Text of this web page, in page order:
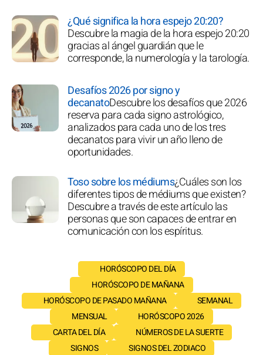
¿Qué significa la hora espejo 20:20?
Descubre la magia de la hora espejo 20:20
gracias al ángel guardián que le
corresponde, la numerología y la tarología.
Desafíos 2026 por signo y
decanatoDescubre los desafíos que 2026
reserva para cada signo astrológico,
analizados para cada uno de los tres
decanatos para vivir un año lleno de
oportunidades.
Toso sobre los médiums¿Cuáles son los
diferentes tipos de médiums que existen?
Descubre a través de este artículo las
personas que son capaces de entrar en
comunicación con los espíritus.
HORÓSCOPO DEL DÍA
HORÓSCOPO DE MAÑANA
HORÓSCOPO DE PASADO MAÑANA
SEMANAL
MENSUAL
HORÓSCOPO 2026
CARTA DEL DÍA
NÚMEROS DE LA SUERTE
SIGNOS
SIGNOS DEL ZODIACO